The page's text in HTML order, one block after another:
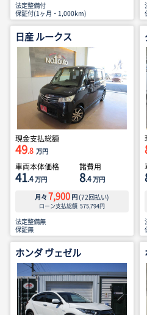
法定整備付
保証付(1ヶ月・1,000km)
日産 ルークス
現金支払総額
49.8 万円
車両本体価格
41.4万円
諸費用
8.4万円
月々 7,900 円 (72回払い)
ローン支払総額 575,794円
法定整備無
保証無
ホンダ ヴェゼル